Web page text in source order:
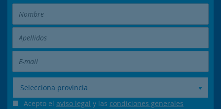
Selecciona provincia
Acepto el aviso legal y las condiciones generales